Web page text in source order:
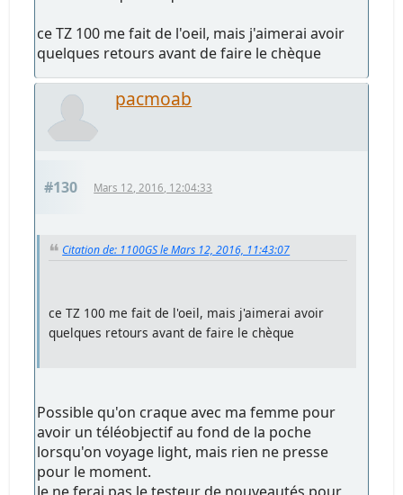
ce TZ 100 me fait de l'oeil, mais j'aimerai avoir
quelques retours avant de faire le chèque
pacmoab
#130 Mars 12, 2016, 12:04:33
Citation de: 1100GS le Mars 12, 2016, 11:43:07
ce TZ 100 me fait de l'oeil, mais j'aimerai avoir
quelques retours avant de faire le chèque
Possible qu'on craque avec ma femme pour
avoir un téléobjectif au fond de la poche
lorsqu'on voyage light, mais rien ne presse
pour le moment.